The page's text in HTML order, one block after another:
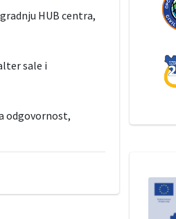
HUB centra,
sale i
odgovornost,